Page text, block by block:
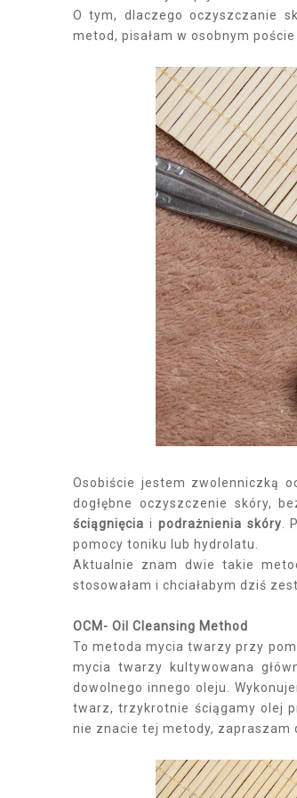
O tym, dlaczego oczyszczanie
metod, pisałam w osobnym
Osobiście jestem zwolenniczką
dogłębne oczyszczenie skóry,
ściągnięcia i podrażnienia skóry .
pomocy toniku lub hydrolatu.
Aktualnie znam dwie takie
stosowałam i chciałabym dziś
OCM- Oil Cleansing Method
To metoda mycia twarzy przy
mycia twarzy kultywowana
dowolnego innego oleju.
twarz, trzykrotnie ściągamy olej
nie znacie tej metody, zapraszam